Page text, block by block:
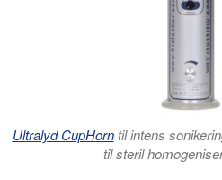
Ultralyd CupHorntil intens
til steril